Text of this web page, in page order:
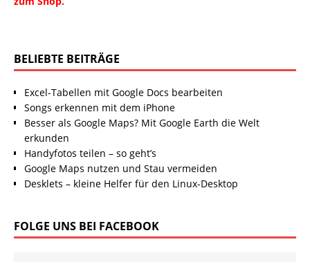
BELIEBTE BEITRÄGE
Excel-Tabellen mit Google Docs bearbeiten
Songs erkennen mit dem iPhone
Besser als Google Maps? Mit Google Earth die Welt
erkunden
Handyfotos teilen – so geht’s
Google Maps nutzen und Stau vermeiden
Desklets – kleine Helfer für den Linux-Desktop
FOLGE UNS BEI FACEBOOK